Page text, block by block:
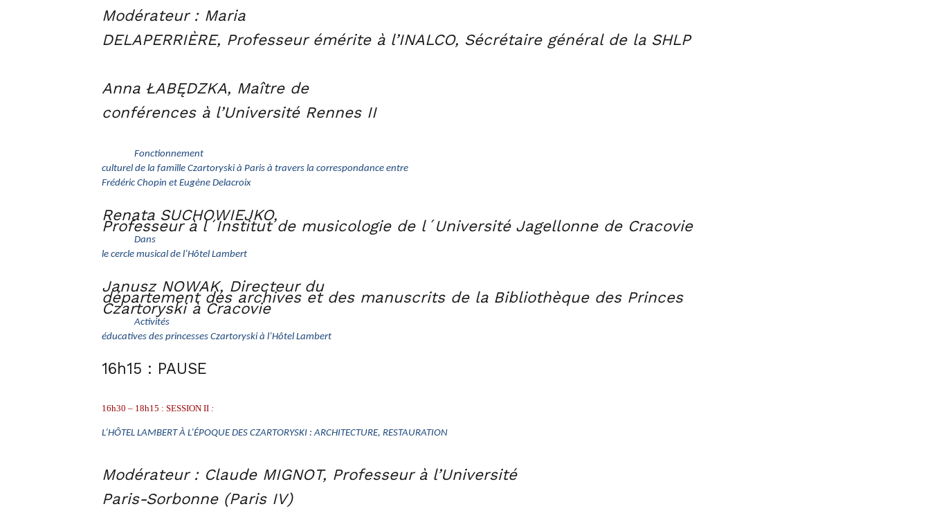
Modérateur : Maria
DELAPERRIÈRE, Professeur émérite à l’INALCO, Sécrétaire général de la SHLP
Anna ŁABĘDZKA, Maître de
conférences à l’Université Rennes II
Fonctionnement
culturel de la famille Czartoryski à Paris à travers la correspondance entre
Frédéric Chopin et Eugène Delacroix
Renata SUCHOWIEJKO,
Professeur à l´Institut de musicologie de l´Université Jagellonne de Cracovie
Dans
le cercle musical de l’Hôtel Lambert
Janusz NOWAK, Directeur du
département des archives et des manuscrits de la Bibliothèque des Princes
Czartoryski à Cracovie
Activités
éducatives des princesses Czartoryski à l’Hôtel Lambert
16h15 : PAUSE
16h30 – 18h15 : SESSION II :
L’HÔTEL LAMBERT À L’ÉPOQUE DES CZARTORYSKI : ARCHITECTURE, RESTAURATION
Modérateur : Claude MIGNOT, Professeur à l’Université
Paris-Sorbonne (Paris IV)